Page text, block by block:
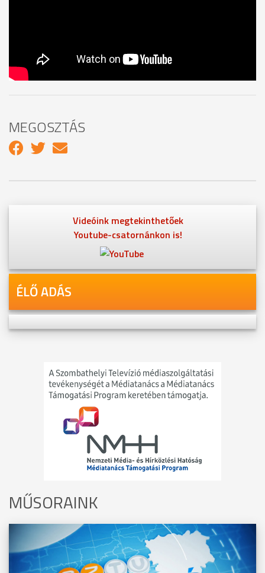
MEGOSZTÁS
Videóink megtekinthetőek
Youtube-csatornánkon is!
ÉLŐ ADÁS
MŰSORAINK